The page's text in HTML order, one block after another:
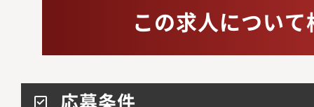
この求人につい
応募条件